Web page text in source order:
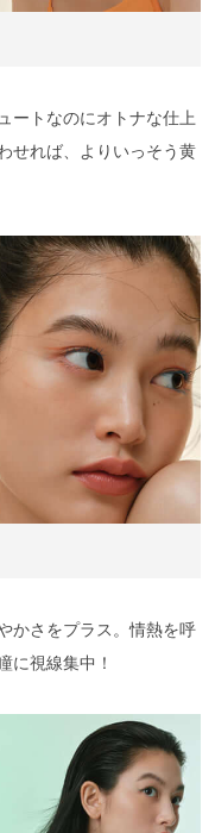
ートなのにオトナな仕上
せれば、よりいっそう黄
かさをプラス。情熱を呼
に視線集中！